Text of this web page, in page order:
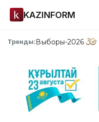
KAZINFORM
Тренды:Выборы-2026